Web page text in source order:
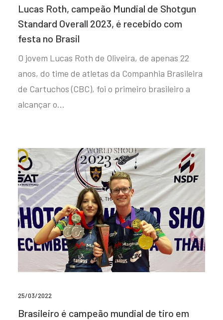
Lucas Roth, campeão Mundial de Shotgun
Standard Overall 2023, é recebido com
festa no Brasil
O jovem Lucas Roth de Oliveira, de apenas 22
anos, do time de atletas da Companhia Brasileira
de Cartuchos (CBC), foi o primeiro brasileiro a
alcançar o…
25/03/2022
Brasileiro é campeão mundial de tiro em